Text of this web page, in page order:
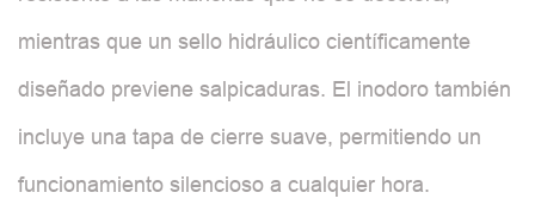
mientras que un sello hidráulico científicamente
diseñado previene salpicaduras. El inodoro también
incluye una tapa de cierre suave, permitiendo un
funcionamiento silencioso a cualquier hora.